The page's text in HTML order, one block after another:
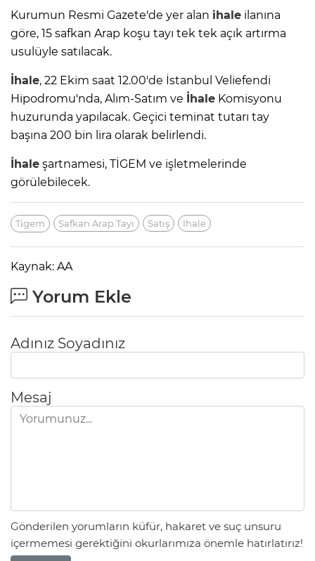
Kurumun Resmi Gazete'de yer alan ihale ilanına
göre, 15 safkan Arap koşu tayı tek tek açık artırma
usulüyle satılacak.
İhale, 22 Ekim saat 12.00'de İstanbul Veliefendi
Hipodromu'nda, Alım-Satım ve İhale Komisyonu
huzurunda yapılacak. Geçici teminat tutarı tay
başına 200 bin lira olarak belirlendi.
İhale şartnamesi, TİGEM ve işletmelerinde
görülebilecek.
Ti̇gem Safkan Arap Tayı Satış Ihale
Kaynak: AA
Yorum Ekle
Adınız Soyadınız
Mesaj
Gönderilen yorumların küfür, hakaret ve suç unsuru
içermemesi gerektiğini okurlarımıza önemle hatırlatırız!